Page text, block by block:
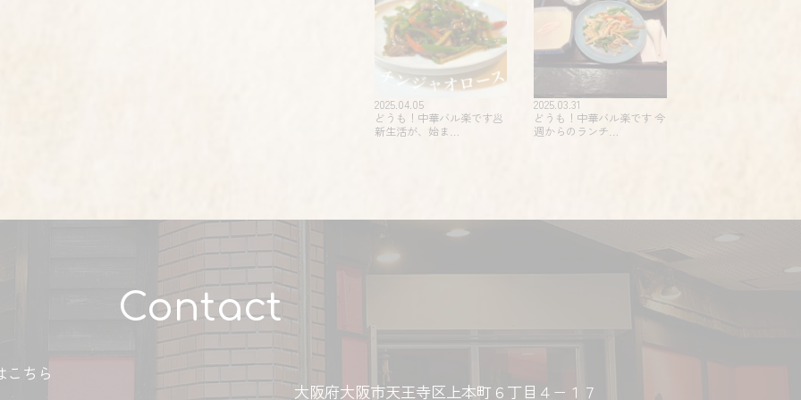
2025.04.05
どうも！中華バル楽です🥟
新生活が、始ま…
2025.03.31
どうも！中華バル楽です 今
週からのランチ…
Contact
こちら
大阪府大阪市天王寺区上本町６丁目４−１７